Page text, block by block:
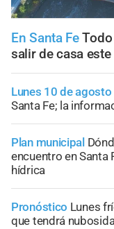
En Santa Fe
salir de casa
Lunes 10 de
Santa Fe; la
Plan municipal
encuentro en Santa
hídrica
Pronóstico Lunes
que tendrá